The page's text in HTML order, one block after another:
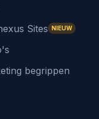
Sites NIEUW
begrippen